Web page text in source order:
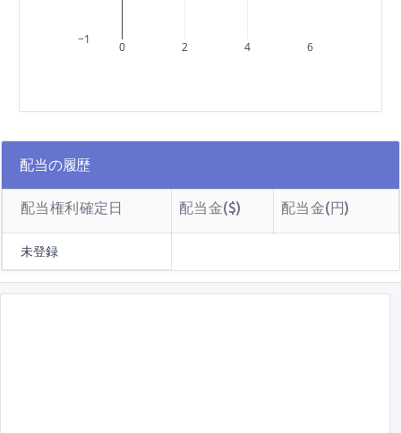
0 2 4 6
−1
配当の履歴
配当権利確定日 配当金($) 配当金(円)
未登録